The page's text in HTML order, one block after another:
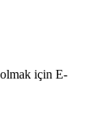
için E-